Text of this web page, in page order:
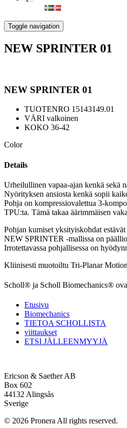
Toggle navigation
NEW SPRINTER 01
NEW SPRINTER 01
TUOTENRO 15143149.01
VÄRI valkoinen
KOKO 36-42
Color
Details
Urheilullinen vapaa-ajan kenkä sekä
Nyörityksen ansiosta kenkä sopii
Pohja on kompressiovalettua 3-
TPU:ta. Tämä takaa äärimmäisen
Pohjan kumiset yksityiskohdat
NEW SPRINTER -mallissa on
Irrotettavassa pohjallisessa on
Kliinisesti muotoiltu Tri-Planar
Scholl® ja Scholl Biomechanics®
Etusivu
Biomechanics
TIETOA SCHOLLISTA
viittaukset
ETSI JÄLLEENMYYJÄ
Ericson & Saether AB
Box 602
44132 Alingsås
Sverige
© 2026 Pronera All rights reserved.